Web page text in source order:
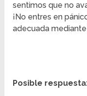
sentimos que no
¡No entres en
adecuada mediante
Posible